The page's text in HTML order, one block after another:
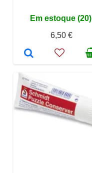
Em estoque (20)
6,50 €